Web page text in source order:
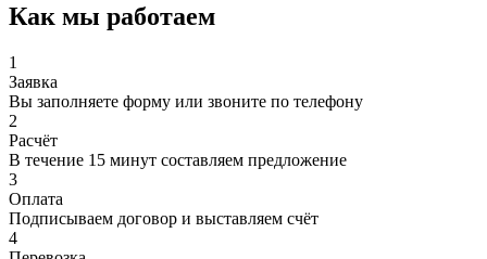
Как мы работаем
1
Заявка
Вы заполняете форму или звоните по телефону
2
Расчёт
В течение 15 минут составляем предложение
3
Оплата
Подписываем договор и выставляем счёт
4